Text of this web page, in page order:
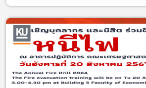
Alternative Energy
3. Low – carbon for Good Health &
Environment
4. Low – carbon for Sustainable
5. Low – carbon for Creative Food &
รายละเอียดการส่งผลงาน >> https://